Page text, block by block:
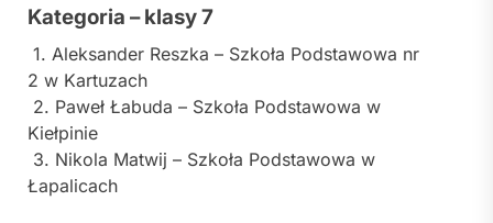
Kategoria – klasy 7
1. Aleksander Reszka – Szkoła Podstawowa nr
2 w Kartuzach
2. Paweł Łabuda – Szkoła Podstawowa w
Kiełpinie
3. Nikola Matwij – Szkoła Podstawowa w
Łapalicach